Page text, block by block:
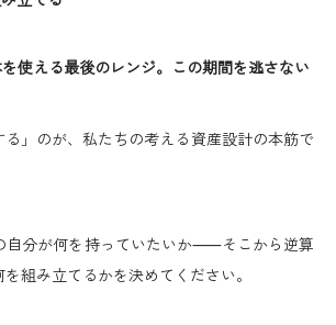
使える最後のレンジ。この期間を逃さない
る」のが、私たちの考える資産設計の本筋で
自分が何を持っていたいか⸺そこから逆算
組み立てるかを決めてください。